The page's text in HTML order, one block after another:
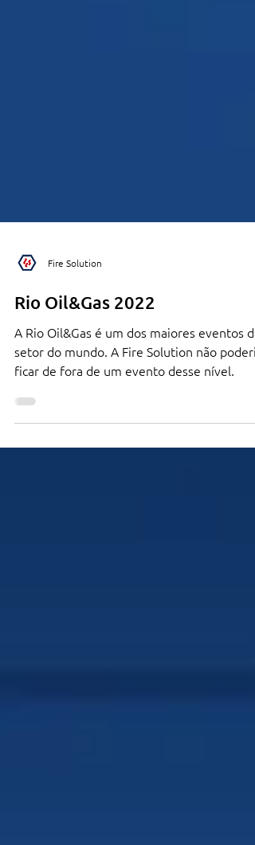
Fire Solution
Rio Oil&Gas 2022
A Rio Oil&Gas é um dos maiores eventos do
ficar de fora de um evento desse nível.